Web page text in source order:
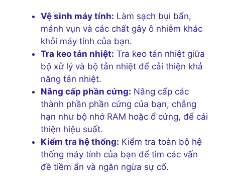
Vệ sinh máy tính: Làm sạch bụi bẩn,
mảnh vụn và các chất gây ô nhiễm khác
khỏi máy tính của bạn.
Tra keo tản nhiệt: Tra keo tản nhiệt giữa
bộ xử lý và bộ tản nhiệt để cải thiện khả
năng tản nhiệt.
Nâng cấp phần cứng: Nâng cấp các
thành phần phần cứng của bạn, chẳng
hạn như bộ nhớ RAM hoặc ổ cứng, để cải
thiện hiệu suất.
Kiểm tra hệ thống: Kiểm tra toàn bộ hệ
thống máy tính của bạn để tìm các vấn
đề tiềm ẩn và ngăn ngừa sự cố.